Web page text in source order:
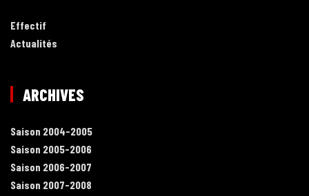
Effectif
Actualités
ARCHIVES
Saison 2004-2005
Saison 2005-2006
Saison 2006-2007
Saison 2007-2008